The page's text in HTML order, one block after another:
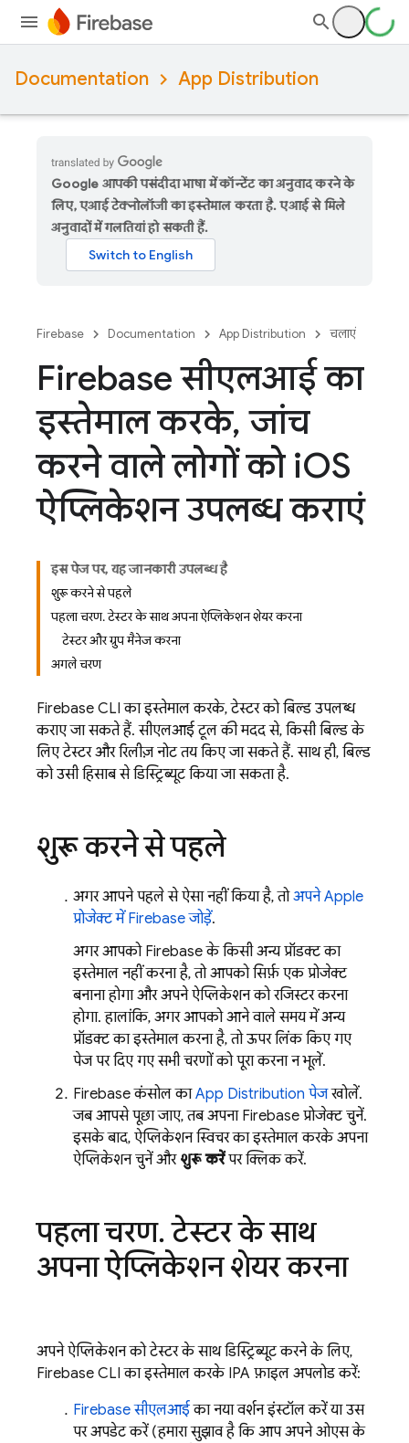
Documentation App Distribution
Google आपकी पसंदीदा भाषा में कॉन्टेंट का अनुवाद करने के
लिए, एआई टेक्नोलॉजी का इस्तेमाल करता है. एआई से मिले
अनुवादों में गलतियां हो सकती हैं.
Firebase Documentation App Distribution चलाएं
Firebase सीएलआई का
इस्तेमाल करके, जांच
करने वाले लोगों को iOS
ऐप्लिकेशन उपलब्ध कराएं
इस पेज पर, यह जानकारी उपलब्ध है
शुरू करने से पहले
पहला चरण. टेस्टर के साथ अपना ऐप्लिकेशन शेयर करना
टेस्टर और ग्रुप मैनेज करना
अगले चरण
Firebase CLI का इस्तेमाल करके, टेस्टर को बिल्ड उपलब्ध
कराए जा सकते हैं. सीएलआई टूल की मदद से, किसी बिल्ड के
लिए टेस्टर और रिलीज़ नोट तय किए जा सकते हैं. साथ ही, बिल्ड
को उसी हिसाब से डिस्ट्रिब्यूट किया जा सकता है.
शुरू करने से पहले
अगर आपने पहले से ऐसा नहीं किया है, तोअपने Apple
प्रोजेक्ट में Firebase जोड़ें.
अगर आपको Firebase के किसी अन्य प्रॉडक्ट का
इस्तेमाल नहीं करना है, तो आपको सिर्फ़ एक प्रोजेक्ट
बनाना होगा और अपने ऐप्लिकेशन को रजिस्टर करना
होगा. हालांकि, अगर आपको आने वाले समय में अन्य
प्रॉडक्ट का इस्तेमाल करना है, तो ऊपर लिंक किए गए
पेज पर दिए गए सभी चरणों को पूरा करना न भूलें.
Firebaseकंसोल काApp Distribution पेजखोलें.
जब आपसे पूछा जाए, तब अपना Firebase प्रोजेक्ट चुनें.
इसके बाद, ऐप्लिकेशन स्विचर का इस्तेमाल करके अपना
ऐप्लिकेशन चुनें और शुरू करेंपर क्लिक करें.
पहला चरण.टेस्टर के साथ
अपना ऐप्लिकेशन शेयर करना
अपने ऐप्लिकेशन को टेस्टर के साथ डिस्ट्रिब्यूट करने के लिए,
Firebase CLI का इस्तेमाल करके IPA फ़ाइल अपलोड करें:
Firebaseसीएलआईका नया वर्शन इंस्टॉल करें या उस
पर अपडेट करें (हमारा सुझाव है कि आप अपने ओएस के